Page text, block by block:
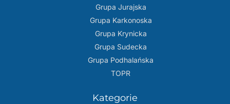
Grupa Jurajska
Grupa Karkonoska
Grupa Krynicka
Grupa Sudecka
Grupa Podhalańska
TOPR
Kategorie